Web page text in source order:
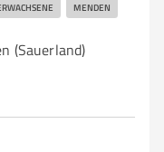
MENDEN
(Sauerland)